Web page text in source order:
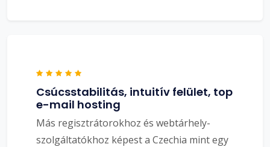
Csúcsstabilitás, intuitív felület, top
e-mail hosting
Más regisztrátorokhoz és webtárhely-
szolgáltatókhoz képest a Czechia mint egy